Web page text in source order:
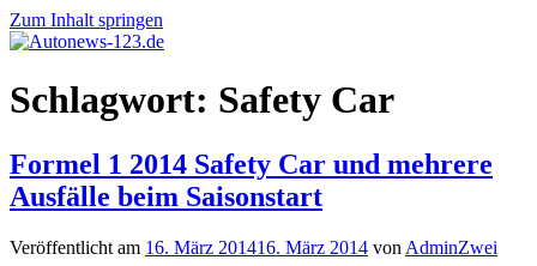
Zum Inhalt springen
Autonews-
123.de
Autonews
mit
Schlagwort: Safety Car
Formel 1 2014 Safety Car und mehrere
Ausfälle beim Saisonstart
Veröffentlicht am 16. März 201416. März 2014 von AdminZwei